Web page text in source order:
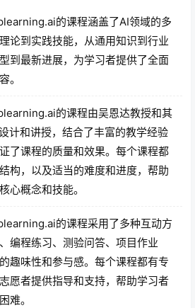
的课程涵盖了AI领域的多
论到实践技能，从通用知识到行业
到最新进展，为学习者提供了全面
。
的课程由吴恩达教授和其
计和讲授，结合了丰富的教学经验
了课程的质量和效果。每个课程都
构，以及适当的难度和进度，帮助
心概念和技能。
的课程采用了多种互动方
编程练习、测验问答、项目作业
趣味性和参与感。每个课程都有专
愿者提供指导和支持，帮助学习者
难。